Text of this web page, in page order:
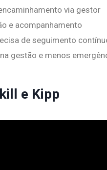
via gestor
e acompanhamento
de seguimento
gestão e menos
e Kipp